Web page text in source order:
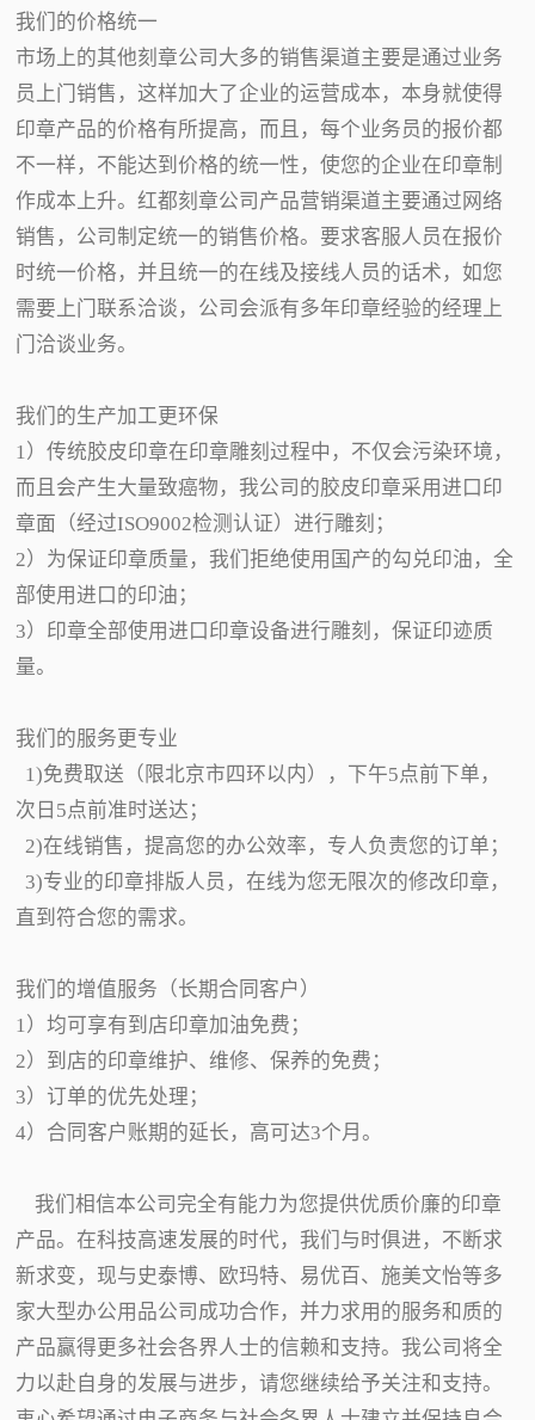
我们的价格统一
市场上的其他刻章公司大多的销售渠道主要是通过业务
员上门销售，这样加大了企业的运营成本，本身就使得
印章产品的价格有所提高，而且，每个业务员的报价都
不一样，不能达到价格的统一性，使您的企业在印章制
作成本上升。红都刻章公司产品营销渠道主要通过网络
销售，公司制定统一的销售价格。要求客服人员在报价
时统一价格，并且统一的在线及接线人员的话术，如您
需要上门联系洽谈，公司会派有多年印章经验的经理上
门洽谈业务。
我们的生产加工更环保
1）传统胶皮印章在印章雕刻过程中，不仅会污染环境，
而且会产生大量致癌物，我公司的胶皮印章采用进口印
章面（经过ISO9002检测认证）进行雕刻；
2）为保证印章质量，我们拒绝使用国产的勾兑印油，全
部使用进口的印油；
3）印章全部使用进口印章设备进行雕刻，保证印迹质
量。
我们的服务更专业
1)免费取送（限北京市四环以内），下午5点前下单，
次日5点前准时送达；
2)在线销售，提高您的办公效率，专人负责您的订单；
3)专业的印章排版人员，在线为您无限次的修改印章，
直到符合您的需求。
我们的增值服务（长期合同客户）
1）均可享有到店印章加油免费；
2）到店的印章维护、维修、保养的免费；
3）订单的优先处理；
4）合同客户账期的延长，高可达3个月。
我们相信本公司完全有能力为您提供优质价廉的印章
产品。在科技高速发展的时代，我们与时俱进，不断求
新求变，现与史泰博、欧玛特、易优百、施美文怡等多
家大型办公用品公司成功合作，并力求用的服务和质的
产品赢得更多社会各界人士的信赖和支持。我公司将全
力以赴自身的发展与进步，请您继续给予关注和支持。